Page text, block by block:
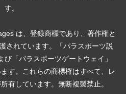
す。
は、登録商標であり、著作権と
されています。「パラスポーツ説
「パラスポーツゲートウェイ」
す。これらの商標権はすべて、レ
有しています。無断複製禁止。